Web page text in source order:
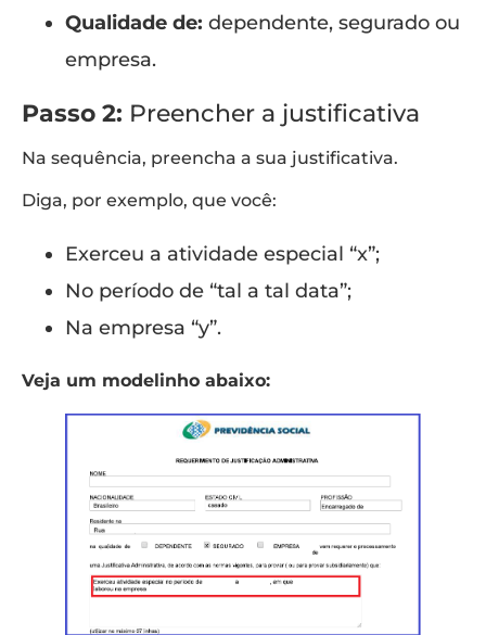
Qualidade de: dependente, segurado ou
empresa.
Passo 2: Preencher a justificativa
Na sequência, preencha a sua justificativa.
Diga, por exemplo, que você:
Exerceu a atividade especial “x”;
No período de “tal a tal data”;
Na empresa “y”.
Veja um modelinho abaixo: